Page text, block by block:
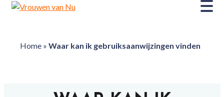
Home» Waar kan ik gebruiksaanwijzingen vinden